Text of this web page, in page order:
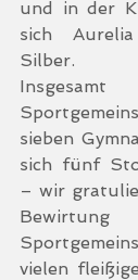
und in der
sich
Silber.
sieben
sich fünf
– wir
vielen